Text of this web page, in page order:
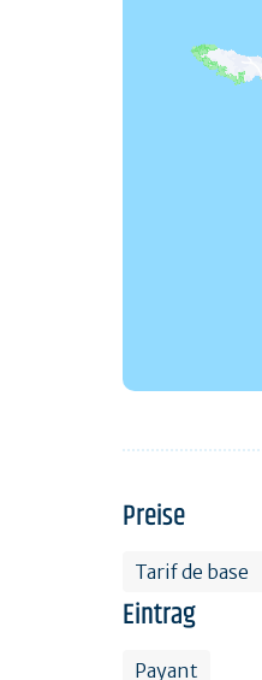
Preise
Tarif de base
Eintrag
Payant